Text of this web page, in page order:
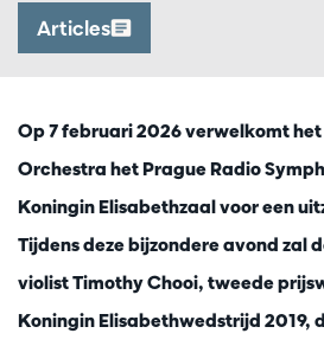
Articles
Op 7 februari 2026 verwelkomt
Orchestra het Prague Radio
Koningin Elisabethzaal voor een
Tijdens deze bijzondere avond zal
violist Timothy Chooi, tweede
Koningin Elisabethwedstrijd 2019,